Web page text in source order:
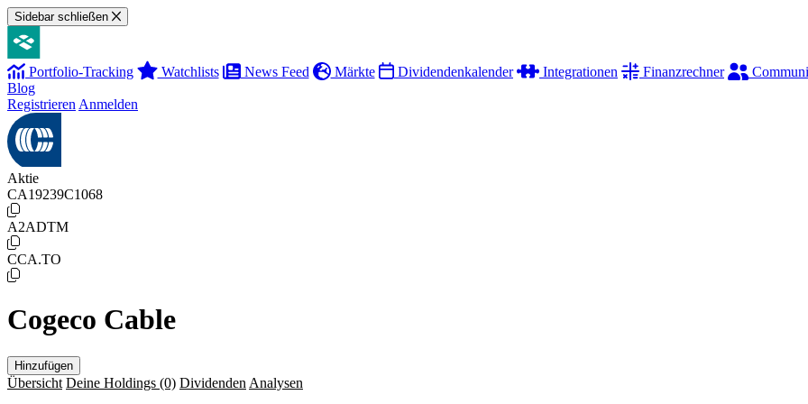
Sidebar schließen
Portfolio-Tracking Watchlists News Feed Märkte Dividendenkalender Integrationen Finanzrechner
Blog
Registrieren Anmelden
Aktie
CA19239C1068
A2ADTM
CCA.TO
Cogeco Cable
Hinzufügen
Übersicht Deine Holdings (0) Dividenden Analysen